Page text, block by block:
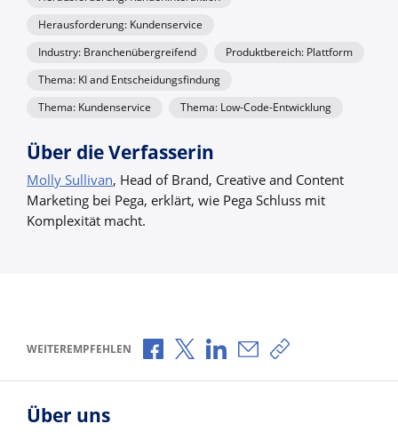
Herausforderung: Kundenservice
Industry: Branchenübergreifend
Produktbereich: Plattform
Thema: KI and Entscheidungsfindung
Thema: Kundenservice
Thema: Low-Code-Entwicklung
Über die Verfasserin
Molly Sullivan, Head of Brand, Creative and Content
Marketing bei Pega, erklärt, wie Pega Schluss mit
Komplexität macht.
WEITEREMPFEHLEN Über Facebook teilen
Über X teilen
Über LinkedIn teilen
Über E-Mail teilen
Link zum Teilen
Über uns